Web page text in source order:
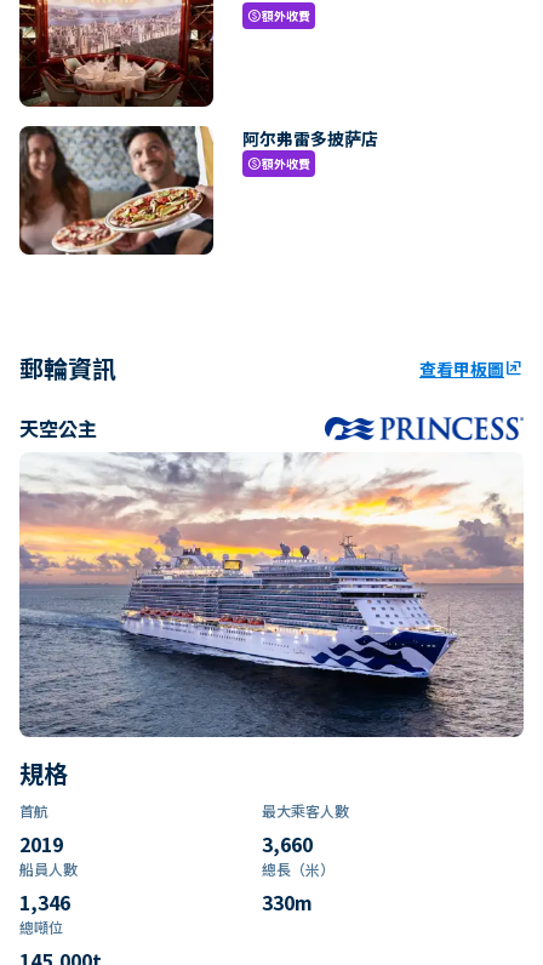
paid額外收費
阿尔弗雷多披萨店
paid額外收費
郵輪資訊 查看甲板圖ungroup
天空公主
規格
首航
2019
最大乘客人數
3,660
船員人數
1,346
總長（米）
330m
總噸位